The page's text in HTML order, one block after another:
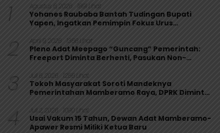
1 Agustus 6, 2026 1891 Lihat
Yohanes Raubaba Bantah Tudingan Bupati
Yapen, Ingatkan Pemimpin Fokus Urus
2 April 9, 2026 1366 Lihat
Pleno Adat Meepago “Guncang” Pemerintah:
Freeport Diminta Berhenti, Pasukan Non-
3 Juli 6, 2026 1256 Lihat
Tokoh Masyarakat Soroti Mandeknya
Pemerintahan Mamberamo Raya, DPRK Diminta
4 Juli 2, 2026 1090 Lihat
Usai Vakum 15 Tahun, Dewan Adat Mamberamo-
Apawer Resmi Miliki Ketua Baru